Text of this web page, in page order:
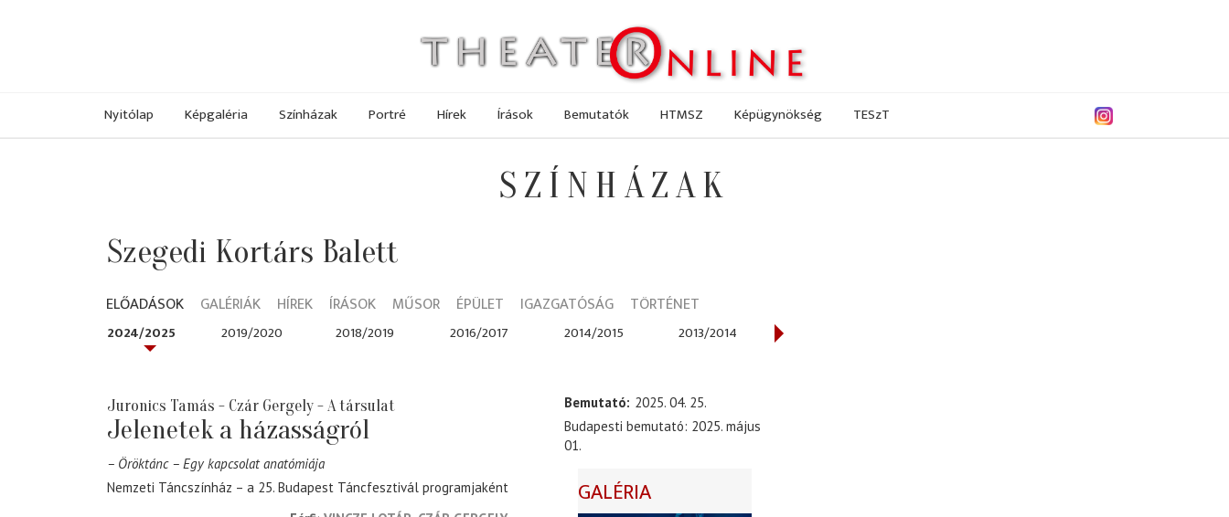
Nyitólap Képgaléria Színházak Portré Hírek Írások Bemutatók HTMSZ Képügynökség TESzT
SZÍNHÁZAK
Szegedi Kortárs Balett
ELŐADÁSOK GALÉRIÁK HÍREK ÍRÁSOK MŰSOR ÉPÜLET IGAZGATÓSÁG TÖRTÉNET
2024/2025 2019/2020 2018/2019 2016/2017 2014/2015 2013/2014
Juronics Tamás - Czár Gergely - A társulat
Jelenetek a házasságról
– Öröktánc – Egy kapcsolat anatómiája
Nemzeti Táncszínház – a 25. Budapest Táncfesztivál programjaként
Bemutató 2025. 04. 25.
Budapesti bemutató: 2025. május
01.
GALÉRIA